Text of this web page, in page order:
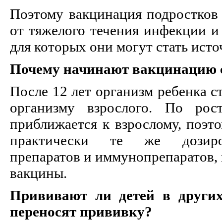
Поэтому вакцинация
от тяжелого течения инфекции
для которых они могут стать
Почему начинают вакцинацию
После 12 лет организм ребенка
организму взрослого. По
приближается к взрослому,
практически те же
препаратов и
вакцины.
Прививают ли детей в
переносят прививку?